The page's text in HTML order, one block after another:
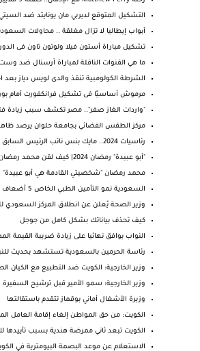
التشكيل المتوقع لديربي مان يونايتد ضد
أبواب إيطاليا لا تزال مغلقة .. محاولات
تشكيل مباراة أستون فيلا ولوتون تاون فى
ما هي القنوات الناقلة لمباراة آرسنال ضد
الشرطة الكولومبية تنقذ والدى لويس دياز بعد
مرموش أساسيًا فى تشكيل فرانكفورت أمام
"واردات الغاز صفر".. مصر تكشف سبب زيادة
مركز الطقس الفضائي بجامعة حلوان يرصد
رئاسيات 2024.. مايك بنس نائب الرئيس السابق ينسحب م...
"أبو عبيدة" رمضان 2024| كيف لقن محمد رمضان الاحتلا...
محمد رمضان "شخصيتي القادمة هي أبو عبيدة"
السعودية نمو التأمين الطبي الخاص 5 أضعاف خلال الفت...
وزير الصحة يُعلن عن انطلاق المركز السعودي
كيف تحذف بياناتك بشكل كامل من جوجل
النواب يوافق نهائيا على زيادة ضريبة القيمة
رئاسة الحرمين بالسعودية تستشهد بحديث
وزير الخارجية: الكويت ضد التطبيع مع الكيان
وزير الخارجية: سمو الأمير قبل ترشيح السفيرة
وزيرة الأشغال أماني بوقماز تتقدم باستقالتها
الكويت: من حق المواطن إلغاء إقامة العامل
الكويت تبعد ثاني ممرضة هندية بسبب تأييدها
الاستعلام عن موعد البصمة البيومترية في الكويت